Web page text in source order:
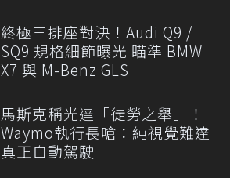
終極三排座對決！Audi Q9 /
SQ9 規格細節曝光 瞄準 BMW
X7 與 M-Benz GLS
馬斯克稱光達「徒勞之舉」！
Waymo執行長嗆：純視覺難達
真正自動駕駛